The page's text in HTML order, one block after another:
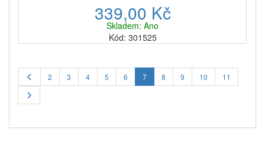
339,00 Kč
Skladem: Ano
Kód: 301525
2 3 4 5 6 7 8 9 10 11